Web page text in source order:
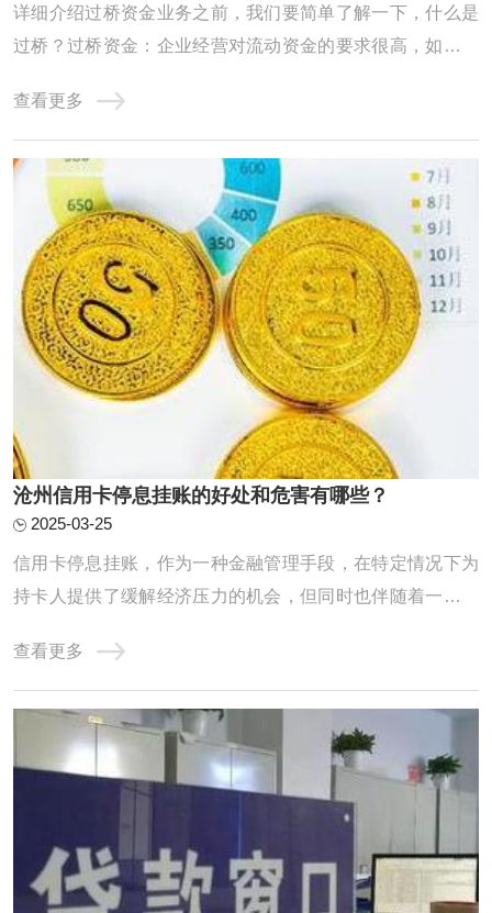
详细介绍过桥资金业务之前，我们要简单了解一下，什么是
过桥？过桥资金：企业经营对流动资金的要求很高，如果企
要申请过桥资金应急。除企业外，个人也会有过桥资金的需
求，如房屋买卖。过桥业务：指老魏提供资金给上市公司，
或有业务需求的公司及个人，将此笔资金做一 ...
查看更多
沧州信用卡停息挂账的好处和危害有哪些？
2025-03-25
信用卡停息挂账，作为一种金融管理手段，在特定情况下为
持卡人提供了缓解经济压力的机会，但同时也伴随着一些潜
信用卡停息挂账的首要好处是暂时减轻持卡人的资金压力。
在面临生活突发事件、收支不平衡或经济困难时，通过停息
挂账可以延迟部分信用卡还款，使持卡人能 ...
查看更多